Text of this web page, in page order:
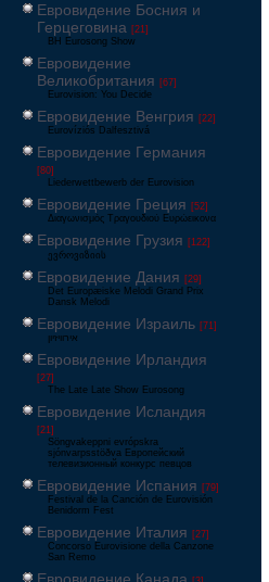
Евровидение Босния и
Герцеговина [21]
BH Eurosong Show
Евровидение
Великобритания [67]
Eurovision: You Decide
Евровидение Венгрия [22]
Eurovíziós Dalfesztivá
Евровидение Германия
[80]
Liederwettbewerb der Eurovision
Евровидение Греция [52]
Διαγωνισμός Τραγουδιού Ευρώεικονα
Евровидение Грузия [122]
ევროვიზიის
Евровидение Дания [29]
Det Europæiske Melodi Grand Prix
Dansk Melodi
Евровидение Израиль [71]
‏אירוויזיון
Евровидение Ирландия
[27]
The Late Late Show Eurosong
Евровидение Исландия
[21]
Söngvakeppni evrópskra
sjónvarpsstöðva Европейский
телевизионный конкурс певцов
Евровидение Испания [79]
Festival de la Canción de Eurovisión
Benidorm Fest
Евровидение Италия [27]
Concorso Eurovisione della Canzone
San Remo